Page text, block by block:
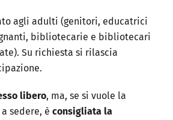
agli adulti (genitori, educatrici
bibliotecarie e bibliotecari
Su richiesta si rilascia
libero, ma, se si vuole la
sedere, è consigliata la